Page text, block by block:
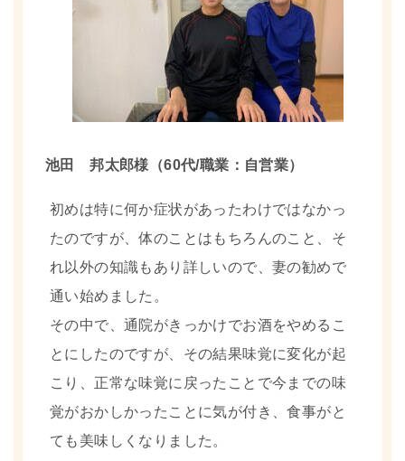
池田 邦太郎様（60代/職業：自営業）
初めは特に何か症状があったわけではなかっ
たのですが、体のことはもちろんのこと、そ
れ以外の知識もあり詳しいので、妻の勧めで
通い始めました。
その中で、通院がきっかけでお酒をやめるこ
とにしたのですが、その結果味覚に変化が起
こり、正常な味覚に戻ったことで今までの味
覚がおかしかったことに気が付き、食事がと
ても美味しくなりました。